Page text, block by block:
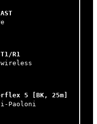
R1
wireless
5 [BK, 25m]
Paoloni